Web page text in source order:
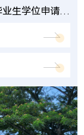
通知
生学位申请及